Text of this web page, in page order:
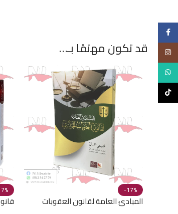
قد تكون مهتمًا بـ…
-17%
المبادئ العامة لقانون العقوبات
Instagram
WhatsApp